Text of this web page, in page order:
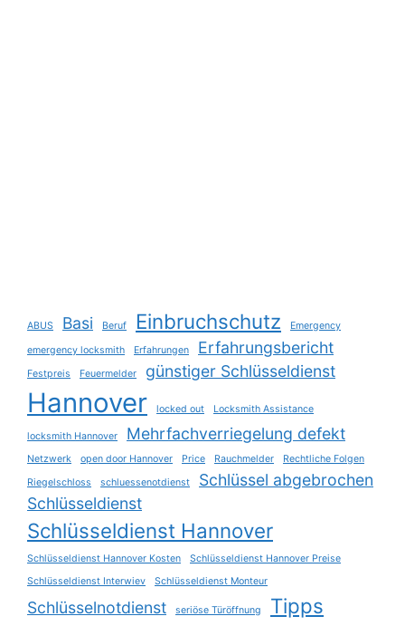
ABUS Basi Beruf Einbruchschutz Emergency
emergency locksmith Erfahrungen Erfahrungsbericht
Festpreis Feuermelder günstiger Schlüsseldienst
Hannover locked out Locksmith Assistance
locksmith Hannover Mehrfachverriegelung defekt
Netzwerk open door Hannover Price Rauchmelder
Rechtliche Folgen
Riegelschloss
schluessenotdienst
Schlüssel abgebrochen
Schlüsseldienst
Schlüsseldienst Hannover
Schlüsseldienst Hannover Kosten
Schlüsseldienst Hannover Preise
Schlüsseldienst Interwiev
Schlüsseldienst Monteur
Schlüsselnotdienst seriöse Türöffnung
Tipps